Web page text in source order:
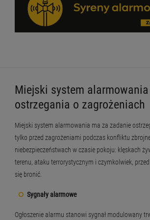
Miejski system
ostrzegania o zagrożeniach
Miejski system alarmowania ma za zadanie
tylko przed zagrożeniami podczas konfliktu
niebezpieczeństwach w czasie pokoju: klęskach
terenu, ataku terrorystycznym i czymkolwiek,
się bronić.
Sygnały alarmowe
Ogłoszenie alarmu stanowi sygnał modulowany